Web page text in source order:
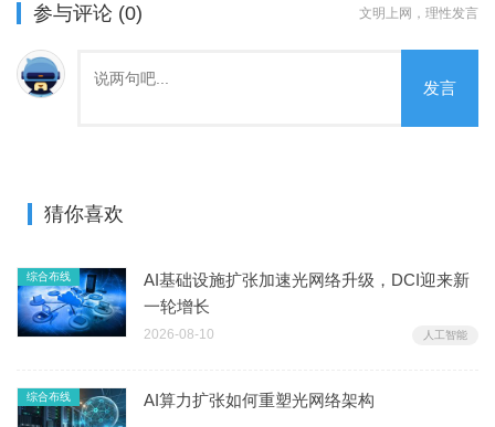
参与评论 (0) 文明上网，理性发言
发言
猜你喜欢
综合布线
AI基础设施扩张加速光网络升级，DCI迎来新
一轮增长
2026-08-10 人工智能
综合布线 AI算力扩张如何重塑光网络架构